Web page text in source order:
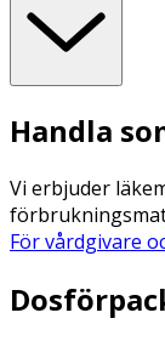
Handla
Vi erbjuder
För vårdgivare